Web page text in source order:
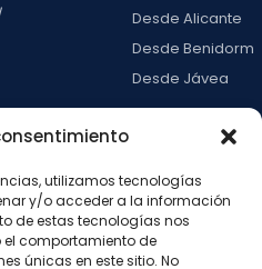
utilizamos tecnologías
y/o acceder a la información
de estas tecnologías nos
comportamiento de
únicas en este sitio. No
Desde Alicante
Desde Benidorm
Desde Jávea
LA ISLA
Actividades
Blog